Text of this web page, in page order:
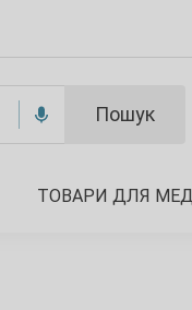
Пошук
ТОВАРИ ДЛЯ